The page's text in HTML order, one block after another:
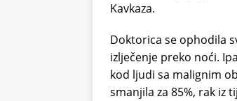
Kavkaza.
Doktorica se ophodila
izlječenje preko noći.
kod ljudi sa malignim
smanjila za 85%, rak iz